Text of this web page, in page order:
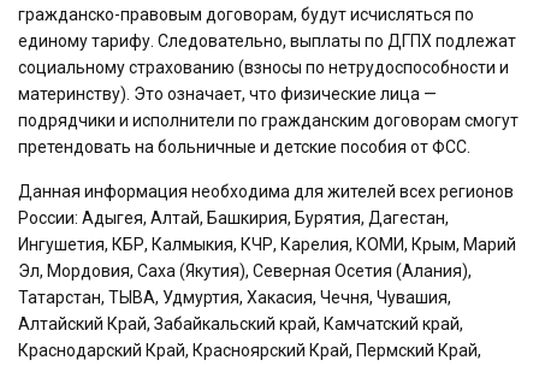
гражданско-правовым договорам, будут исчисляться по
единому тарифу. Следовательно, выплаты по ДГПХ подлежат
социальному страхованию (взносы по нетрудоспособности и
материнству). Это означает, что физические лица —
подрядчики и исполнители по гражданским договорам смогут
претендовать на больничные и детские пособия от ФСС.
Данная информация необходима для жителей всех регионов
России: Адыгея, Алтай, Башкирия, Бурятия, Дагестан,
Ингушетия, КБР, Калмыкия, КЧР, Карелия, КОМИ, Крым, Марий
Эл, Мордовия, Саха (Якутия), Северная Осетия (Алания),
Татарстан, ТЫВА, Удмуртия, Хакасия, Чечня, Чувашия,
Алтайский Край, Забайкальский край, Камчатский край,
Краснодарский Край, Красноярский Край, Пермский Край,